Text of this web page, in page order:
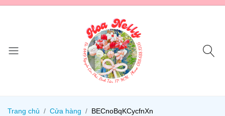
Trang chủ Cửa hàng BECnoBqKCycfnXn